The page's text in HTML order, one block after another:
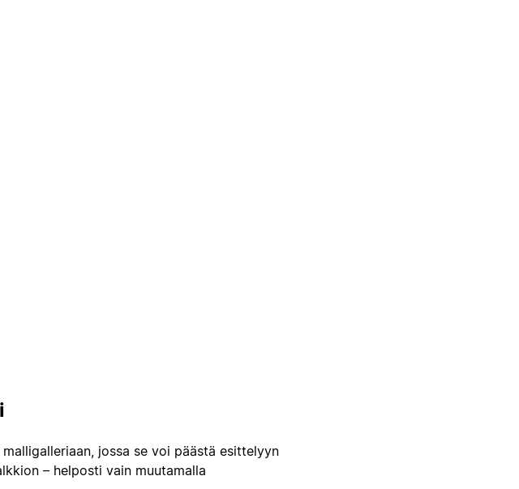
jossa se voi päästä esittelyyn
– helposti vain muutamalla